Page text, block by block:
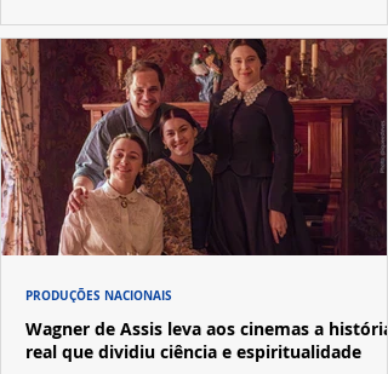
Wagner de Assis leva aos cinemas a história
real que dividiu ciência e espiritualidade
PRODUÇÕES NACIONAIS